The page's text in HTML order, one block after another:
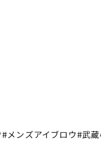
メンズアイブロウ#武